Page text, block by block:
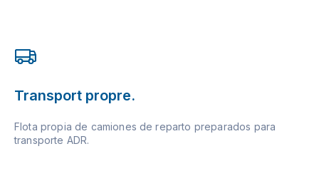
Transport propre.
Flota propia de camiones de reparto preparados para
transporte ADR.